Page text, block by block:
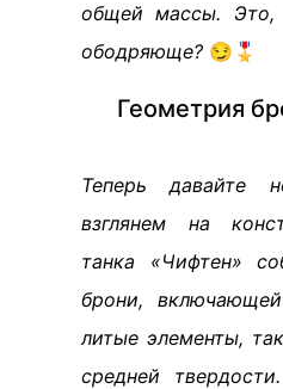
общей массы. Это,
ободряюще? 😏🎖️
Геометрия
Теперь давайте
взглянем на
танка «Чифтен»
брони,
литые элементы,
средней